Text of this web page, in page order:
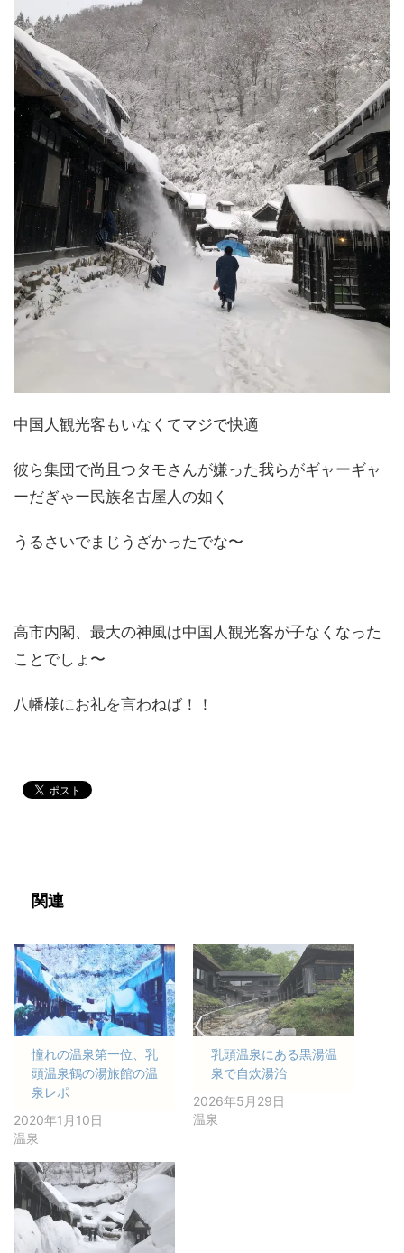
中国人観光客もいなくてマジで快適
彼ら集団で尚且つタモさんが嫌った我らがギャーギャ
ーだぎゃー民族名古屋人の如く
うるさいでまじうざかったでな〜
高市内閣、最大の神風は中国人観光客が子なくなった
ことでしょ〜
八幡様にお礼を言わねば！！
関連
憧れの温泉第一位、乳
頭温泉鶴の湯旅館の温
泉レポ
2020年1月10日
温泉
乳頭温泉にある黒湯温
泉で自炊湯治
2026年5月29日
温泉